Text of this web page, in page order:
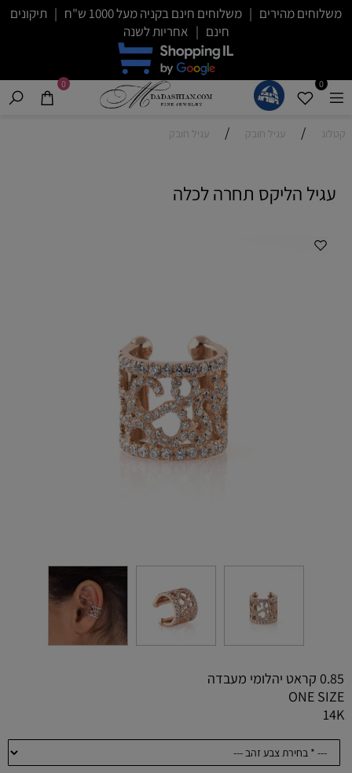
משלוחים מהירים | משלוחים חינם בקניה מעל 1000 ש"ח | תיקונים
חינם | אחריות לשנה
0
0
קטלוג / עגיל חובק / עגיל חובק
עגיל הליקס תחרה לכלה
0.85 קראט יהלומי מעבדה
ONE SIZE
14K